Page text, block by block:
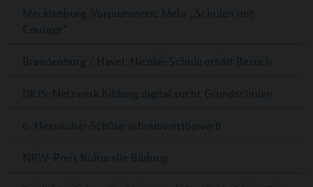
Mecklenburg-Vorpommern: Mehr „Schulen mit
Courage“
Brandenburg / Havel: Nicolai-Schule erhält Besuch
DKJS-Netzwerk bildung.digital sucht Grundschulen
6. Hessischer Schülerschreibwettbewerb
NRW-Preis Kulturelle Bildung